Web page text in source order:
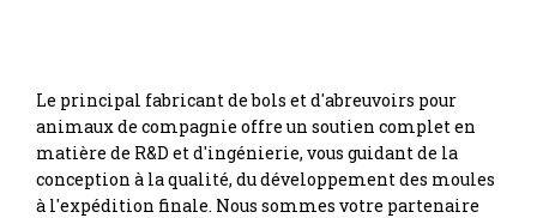
Le principal fabricant de bols et d'abreuvoirs pour
animaux de compagnie offre un soutien complet en
matière de R&D et d'ingénierie, vous guidant de la
conception à la qualité, du développement des moules
à l'expédition finale. Nous sommes votre partenaire